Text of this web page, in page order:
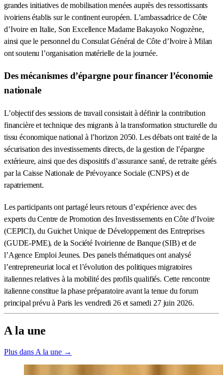
grandes initiatives de mobilisation menées auprès des ressortissants
ivoiriens établis sur le continent européen. L’ambassadrice de Côte
d’Ivoire en Italie, Son Excellence Madame Bakayoko Nogozène,
ainsi que le personnel du Consulat Général de Côte d’Ivoire à Milan
ont soutenu l’organisation matérielle de la journée.
Des mécanismes d’épargne pour financer l’économie
nationale
L’objectif des sessions de travail consistait à définir la contribution
financière et technique des migrants à la transformation structurelle du
tissu économique national à l’horizon 2050. Les débats ont traité de la
sécurisation des investissements directs, de la gestion de l’épargne
extérieure, ainsi que des dispositifs d’assurance santé, de retraite gérés
par la Caisse Nationale de Prévoyance Sociale (CNPS) et de
rapatriement.
Les participants ont partagé leurs retours d’expérience avec des
experts du Centre de Promotion des Investissements en Côte d’Ivoire
(CEPICI), du Guichet Unique de Développement des Entreprises
(GUDE-PME), de la Société Ivoirienne de Banque (SIB) et de
l’Agence Emploi Jeunes. Des panels thématiques ont analysé
l’entrepreneuriat local et l’évolution des politiques migratoires
italiennes relatives à la mobilité des profils qualifiés. Cette rencontre
italienne constitue la phase préparatoire avant la tenue du forum
principal prévu à Paris les vendredi 26 et samedi 27 juin 2026.
A la une
Plus dans A la une →